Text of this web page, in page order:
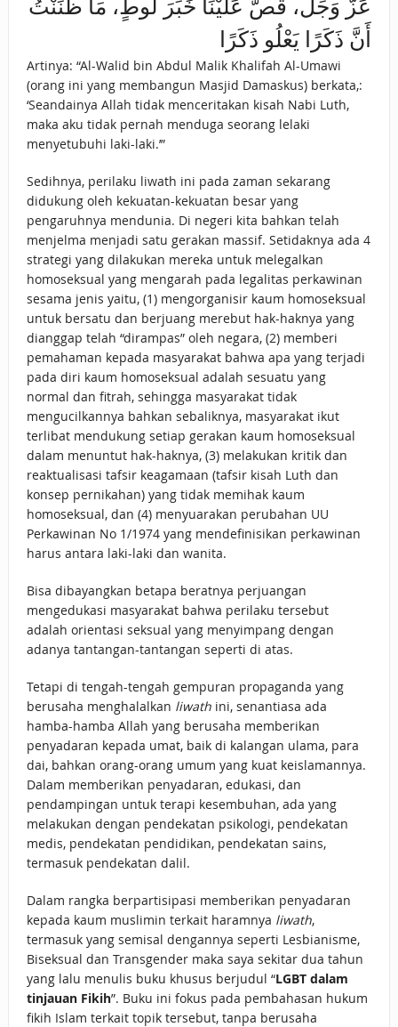
عَزَّ وَجَلَّ، قَصَّ عَلَيْنَا خَبَرَ لُوطٍ، مَا ظَنَنْتُ
أَنَّ ذَكَرًا يَعْلُو ذَكَرًا
Artinya: “Al-Walid bin Abdul Malik Khalifah Al-Umawi
(orang ini yang membangun Masjid Damaskus) berkata,:
‘Seandainya Allah tidak menceritakan kisah Nabi Luth,
maka aku tidak pernah menduga seorang lelaki
menyetubuhi laki-laki.’”
Sedihnya, perilaku liwath ini pada zaman sekarang
didukung oleh kekuatan-kekuatan besar yang
pengaruhnya mendunia. Di negeri kita bahkan telah
menjelma menjadi satu gerakan massif. Setidaknya ada 4
strategi yang dilakukan mereka untuk melegalkan
homoseksual yang mengarah pada legalitas perkawinan
sesama jenis yaitu, (1) mengorganisir kaum homoseksual
untuk bersatu dan berjuang merebut hak-haknya yang
dianggap telah “dirampas” oleh negara, (2) memberi
pemahaman kepada masyarakat bahwa apa yang terjadi
pada diri kaum homoseksual adalah sesuatu yang
normal dan fitrah, sehingga masyarakat tidak
mengucilkannya bahkan sebaliknya, masyarakat ikut
terlibat mendukung setiap gerakan kaum homoseksual
dalam menuntut hak-haknya, (3) melakukan kritik dan
reaktualisasi tafsir keagamaan (tafsir kisah Luth dan
konsep pernikahan) yang tidak memihak kaum
homoseksual, dan (4) menyuarakan perubahan UU
Perkawinan No 1/1974 yang mendefinisikan perkawinan
harus antara laki-laki dan wanita.
Bisa dibayangkan betapa beratnya perjuangan
mengedukasi masyarakat bahwa perilaku tersebut
adalah orientasi seksual yang menyimpang dengan
adanya tantangan-tantangan seperti di atas.
Tetapi di tengah-tengah gempuran propaganda yang
berusaha menghalalkan liwathini, senantiasa ada
hamba-hamba Allah yang berusaha memberikan
penyadaran kepada umat, baik di kalangan ulama, para
dai, bahkan orang-orang umum yang kuat keislamannya.
Dalam memberikan penyadaran, edukasi, dan
pendampingan untuk terapi kesembuhan, ada yang
melakukan dengan pendekatan psikologi, pendekatan
medis, pendekatan pendidikan, pendekatan sains,
termasuk pendekatan dalil.
Dalam rangka berpartisipasi memberikan penyadaran
kepada kaum muslimin terkait haramnya liwath,
termasuk yang semisal dengannya seperti Lesbianisme,
Biseksual dan Transgender maka saya sekitar dua tahun
yang lalu menulis buku khusus berjudul “LGBT dalam
tinjauan Fikih”. Buku ini fokus pada pembahasan hukum
fikih Islam terkait topik tersebut, tanpa berusaha